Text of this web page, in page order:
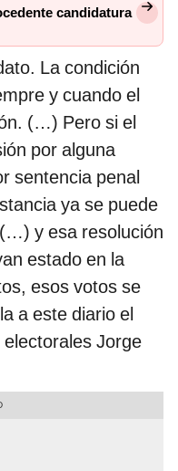
candidatura
La condición
y cuando el
(…) Pero si el
por alguna
sentencia penal
ya se puede
y esa resolución
estado en la
esos votos se
a este diario el
Jorge